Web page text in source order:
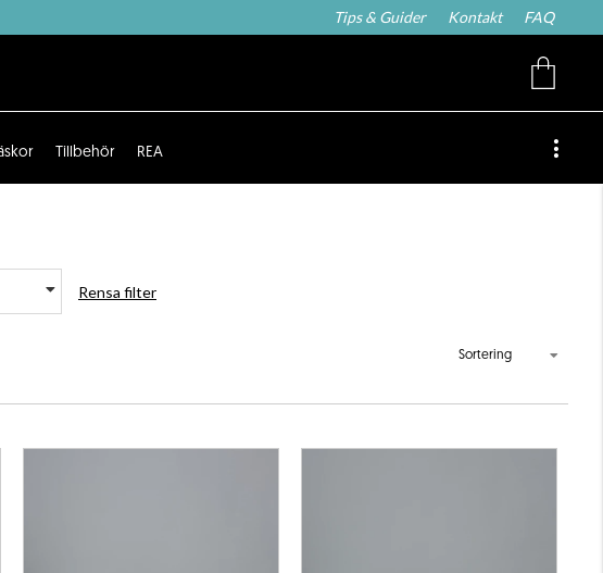
Tips & Guider Kontakt FAQ
Tillbehör REA
Rensa filter
Sortering